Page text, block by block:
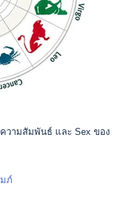
ความสัมพันธ์ และ Sex ของ
ภ์